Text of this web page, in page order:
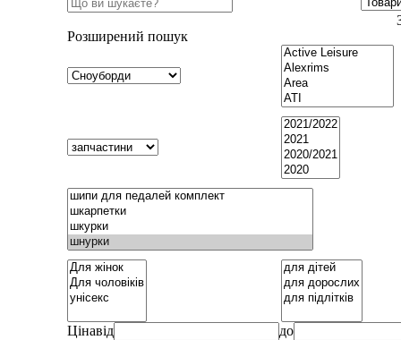
Розширений пошук
Цінавід
до